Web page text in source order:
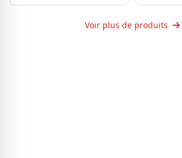
Voir plus de produits